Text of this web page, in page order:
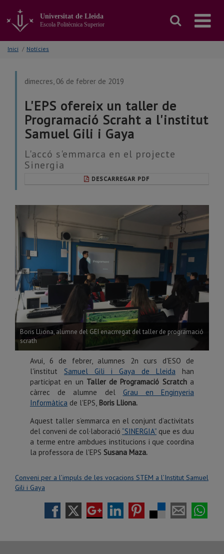
contingut
principal
Universitat de Lleida
Escola Politècnica Superior
Inici / Notícies
dimecres, 06 de febrer de 2019
L'EPS ofereix un taller de
Programació Scraht a l'institut
Samuel Gili i Gaya
L'accó s'emmarca en el projecte
Sinergia
DESCARREGAR PDF
Boris Lliona, alumne del GEI enacrregat del taller de programació
scrath
Avui, 6 de febrer, alumnes 2n curs d'ESO de
l'institut Samuel Gili i Gaya de Lleida han
participat en un Taller de Programació Scratcha
càrrec de alumne del Grau en Enginyeria
Informàtica de l'EPS, Boris Lliona.
Aquest taller s’emmarca en el conjunt d’activitats
del conveni de col·laboració “SINERGIA” que es duu
a terme entre ambdues institucions i que coordina
la professora de l'EPS Susana Maza.
Conveni per a l’impuls de les vocacions STEM a l’Institut Samuel
Gili i Gaya